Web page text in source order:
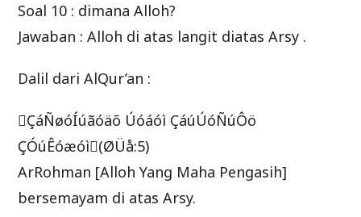
Soal 10 : dimana Alloh?
Jawaban : Alloh di atas langit diatas Arsy .
Dalil dari AlQur’an :
ÇáÑøóÍúãóäõ Úóáóì ÇáúÚóÑúÔö
ÇÓúÊóæóì(ØÜå:5)
ArRohman [Alloh Yang Maha Pengasih]
bersemayam di atas Arsy.